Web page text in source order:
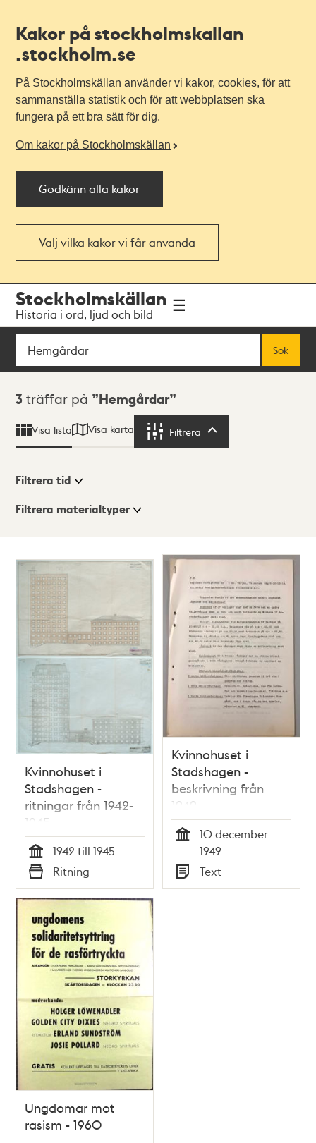
Kakor på stockholmskallan
.stockholm.se
På Stockholmskällan använder vi kakor, cookies, för att
sammanställa statistik och för att webbplatsen ska
fungera på ett bra sätt för dig.
Om kakor på Stockholmskällan
Godkänn alla kakor
Välj vilka kakor vi får använda
navigationen
huvudinnehållet
Stockholmskällan
Historia i ord, ljud och bild
Sök
Sök
Sökresultat
3 träffar på Hemgårdar
Visa lista Visa karta Filtrera
Visningsläge
Lista
Filtrera tid
Filtrera materialtyper
träffar
Kvinnohuset i
Stadshagen -
ritningar från 1942-
1945
Tid
1942 till 1945
Typ
Ritning
Kvinnohuset i
Stadshagen -
beskrivning från
1949
10 december
1949
Typ
Text
Ungdomar mot
rasism - 1960